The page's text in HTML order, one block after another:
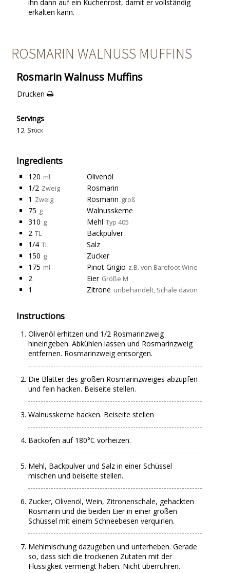
ihn dann auf ein Kuchenrost, damit er vollständig
erkalten kann.
ROSMARIN WALNUSS MUFFINS
Rosmarin Walnuss Muffins
Drucken
Servings
12 Stück
Ingredients
120 ml
Olivenöl
1/2 Zweig
Rosmarin
1 Zweig Rosmarin groß
75 g
Walnusskerne
310 g Mehl Typ 405
2 TL
Backpulver
1/4 TL
Salz
150 g
Zucker
175 ml Pinot Grigio z.B. von Barefoot Wine
2 Eier Größe M
1 Zitrone unbehandelt, Schale davon
Instructions
Olivenöl erhitzen und 1/2 Rosmarinzweig
hineingeben. Abkühlen lassen und Rosmarinzweig
entfernen. Rosmarinzweig entsorgen.
Die Blätter des großen Rosmarinzweiges abzupfen
und fein hacken. Beiseite stellen.
Walnusskerne hacken. Beiseite stellen
Backofen auf 180°C vorheizen.
Mehl, Backpulver und Salz in einer Schüssel
mischen und beiseite stellen.
Zucker, Olivenöl, Wein, Zitronenschale, gehackten
Rosmarin und die beiden Eier in einer großen
Schüssel mit einem Schneebesen verquirlen.
Mehlmischung dazugeben und unterheben. Gerade
so, dass sich die trockenen Zutaten mit der
Flüssigkeit vermengt haben. Nicht überrühren.